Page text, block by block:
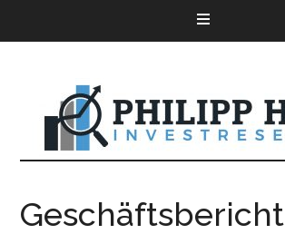
Geschäftsbericht